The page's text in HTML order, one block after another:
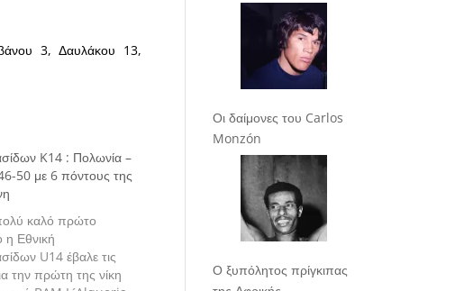
3, Δαυλάκου 13,
K14 : Πολωνία –
50 με 6 πόντους της
καλό πρώτο
η Εθνική
U14 έβαλε τις
την πρώτη της νίκη
Οι δαίμονες του Carlos
Monzón
Ο ξυπόλητος πρίγκιπας